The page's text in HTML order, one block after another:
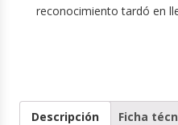
reconocimiento tardó en
Descripción Ficha